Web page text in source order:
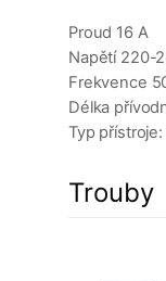
Proud 16 A
Napětí 220-
Frekvence
Délka
Typ
Trouby